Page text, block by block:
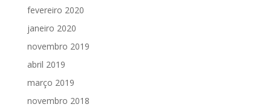
fevereiro 2020
janeiro 2020
novembro 2019
abril 2019
março 2019
novembro 2018